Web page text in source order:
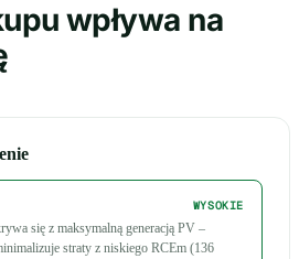
wpływa na
WYSOKIE
się z maksymalną generacją PV –
straty z niskiego RCEm (136